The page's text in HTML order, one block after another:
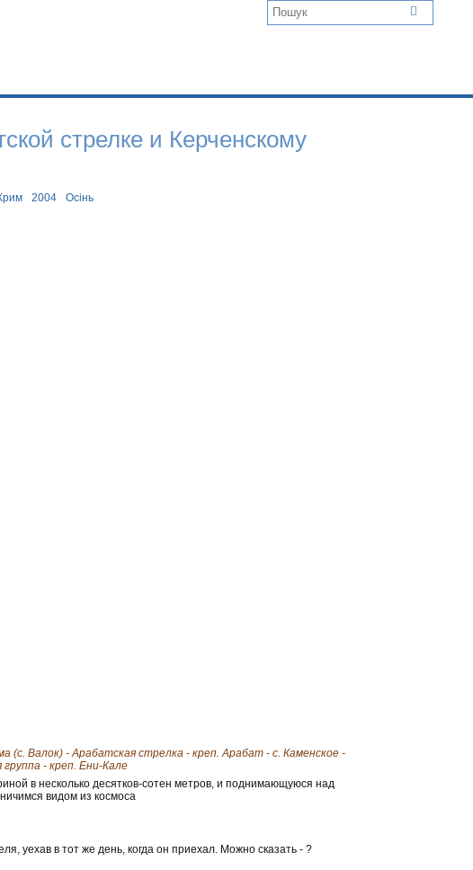
стрелке и Керченскому
2004 Осінь
(с. Валок) - Арабатская стрелка - креп. Арабат - с. Каменское -
группа - креп. Ени-Кале
в несколько десятков-сотен метров, и поднимающуюся над
видом из космоса
уехав в тот же день, когда он приехал. Можно сказать - ?